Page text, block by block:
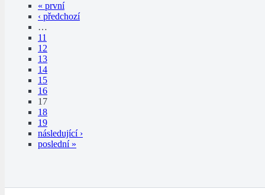
« první
‹ předchozí
…
11
12
13
14
15
16
17
18
19
následující ›
poslední »